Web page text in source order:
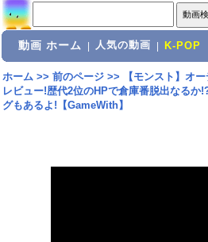
動画 ホーム 人気の動画 K-POP
ホーム>> 前のページ>>
【モンスト】オ
レビュー!歴代2位のHPで倉庫番脱出なるか
グもあるよ!【GameWith】